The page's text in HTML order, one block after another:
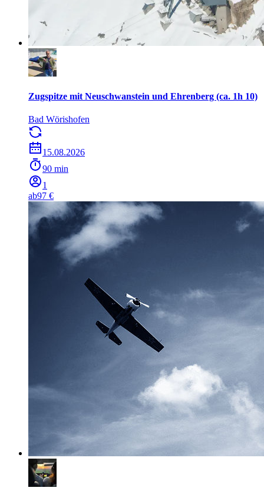
Zugspitze mit Neuschwanstein und Ehrenberg (ca. 1h 10)
Bad Wörishofen
15.08.2026
90 min
1
ab97 €